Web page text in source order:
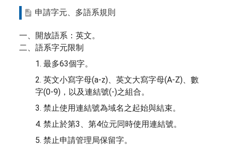
申請字元、多語系規則
一、開放語系：英文。
二、語系字元限制
1. 最多63個字。
2. 英文小寫字母(a-z)、英文大寫字母(A-Z)、數
字(0-9)，以及連結號(-)之組合。
3. 禁止使用連結號為域名之起始與結束。
4. 禁止於第3、第4位元同時使用連結號。
5. 禁止申請管理局保留字。